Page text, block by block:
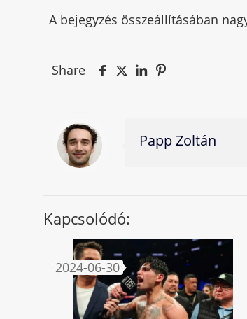
A bejegyzés összeállításában
Share
Papp Zoltán
Kapcsolódó:
2024-06-30